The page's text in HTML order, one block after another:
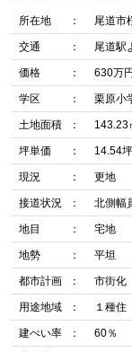
所在地 尾道市
交通 尾道駅
価格 630万円
学区 栗原小
土地面積 143.23
坪単価 14.54坪
現況 更地
接道状況 北側幅
地目 宅地
地勢 平坦
都市計画 市街化
用途地域 １種住
建ぺい率 60％